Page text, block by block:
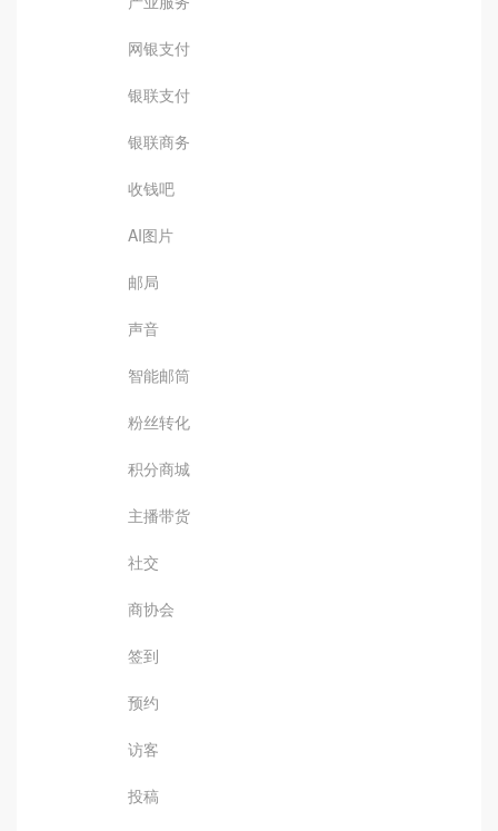
网银支付
银联支付
银联商务
收钱吧
AI图片
邮局
声音
智能邮筒
粉丝转化
积分商城
主播带货
社交
商协会
签到
预约
访客
投稿